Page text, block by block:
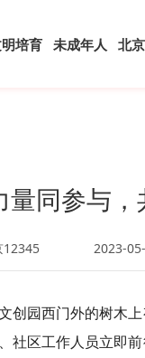
培育 未成年人 北
同参与，
12345 2023-
创园西门外的树木
社区工作人员立即